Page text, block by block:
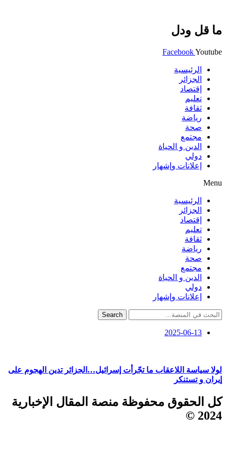
ما قل ودل
FacebookYoutube
الرئيسية
الجزائر
إقتصاد
تعليم
ثقافة
رياضة
صحة
مجتمع
الدين و الحياة
دولي
إعلانات وإشهار
Menu
الرئيسية
الجزائر
إقتصاد
تعليم
ثقافة
رياضة
صحة
مجتمع
الدين و الحياة
دولي
إعلانات وإشهار
Search
2025-06-13
لولا سياسة اللاعقاب ما تجّرأت إسرائيل…الجزائر تدين الهجوم على
إيران و تستنكر
كل الحقوق محفوظة منصة المقال الإخبارية
2024 ©